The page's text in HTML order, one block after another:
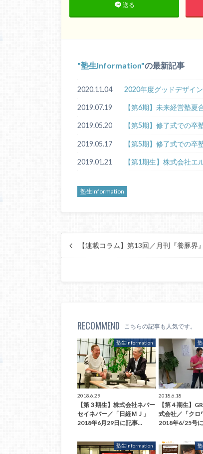
送る
塾生Information の最新記事
2020.11.04 2020年度グッドデザイ
2019.07.19 【第6期】未来経営塾夏
2019.05.20 【第5期】修了式での卒
2019.05.17 【第5期】修了式での卒
2019.01.21 【第1期生】株式会社
塾生Information
【連載コラム】第13回／月刊『
RECOMMEND こちらの記事も人気です。
塾生Information
2018.6.29
【第３期生】株式会社ネバー
セイネバー／「日経ＭＪ」
2018年6月29日に記事…
2018.6.18
【第４期生】
式会社／「クロ
2018年6/25号
塾生Information